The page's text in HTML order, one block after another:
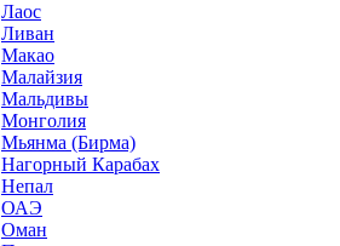
Лаос
Ливан
Макао
Малайзия
Мальдивы
Монголия
Мьянма (Бирма)
Нагорный Карабах
Непал
ОАЭ
Оман